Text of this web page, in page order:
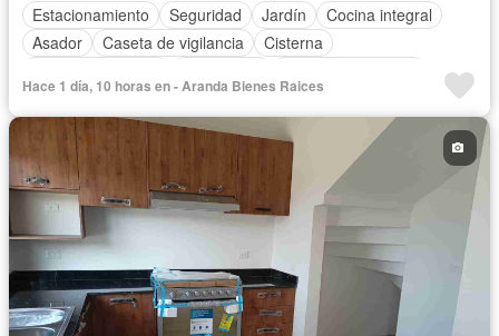
Estacionamiento
Seguridad Jardín
Cocina integral
Asador
Caseta de vigilancia
Cisterna
Cuarto de Limpieza
Televisión por cable
Vista panorámica
Solo familias
Permite mascotas
Completamente amueblado
Hace 1 día, 10 horas en - Aranda Bienes Raices